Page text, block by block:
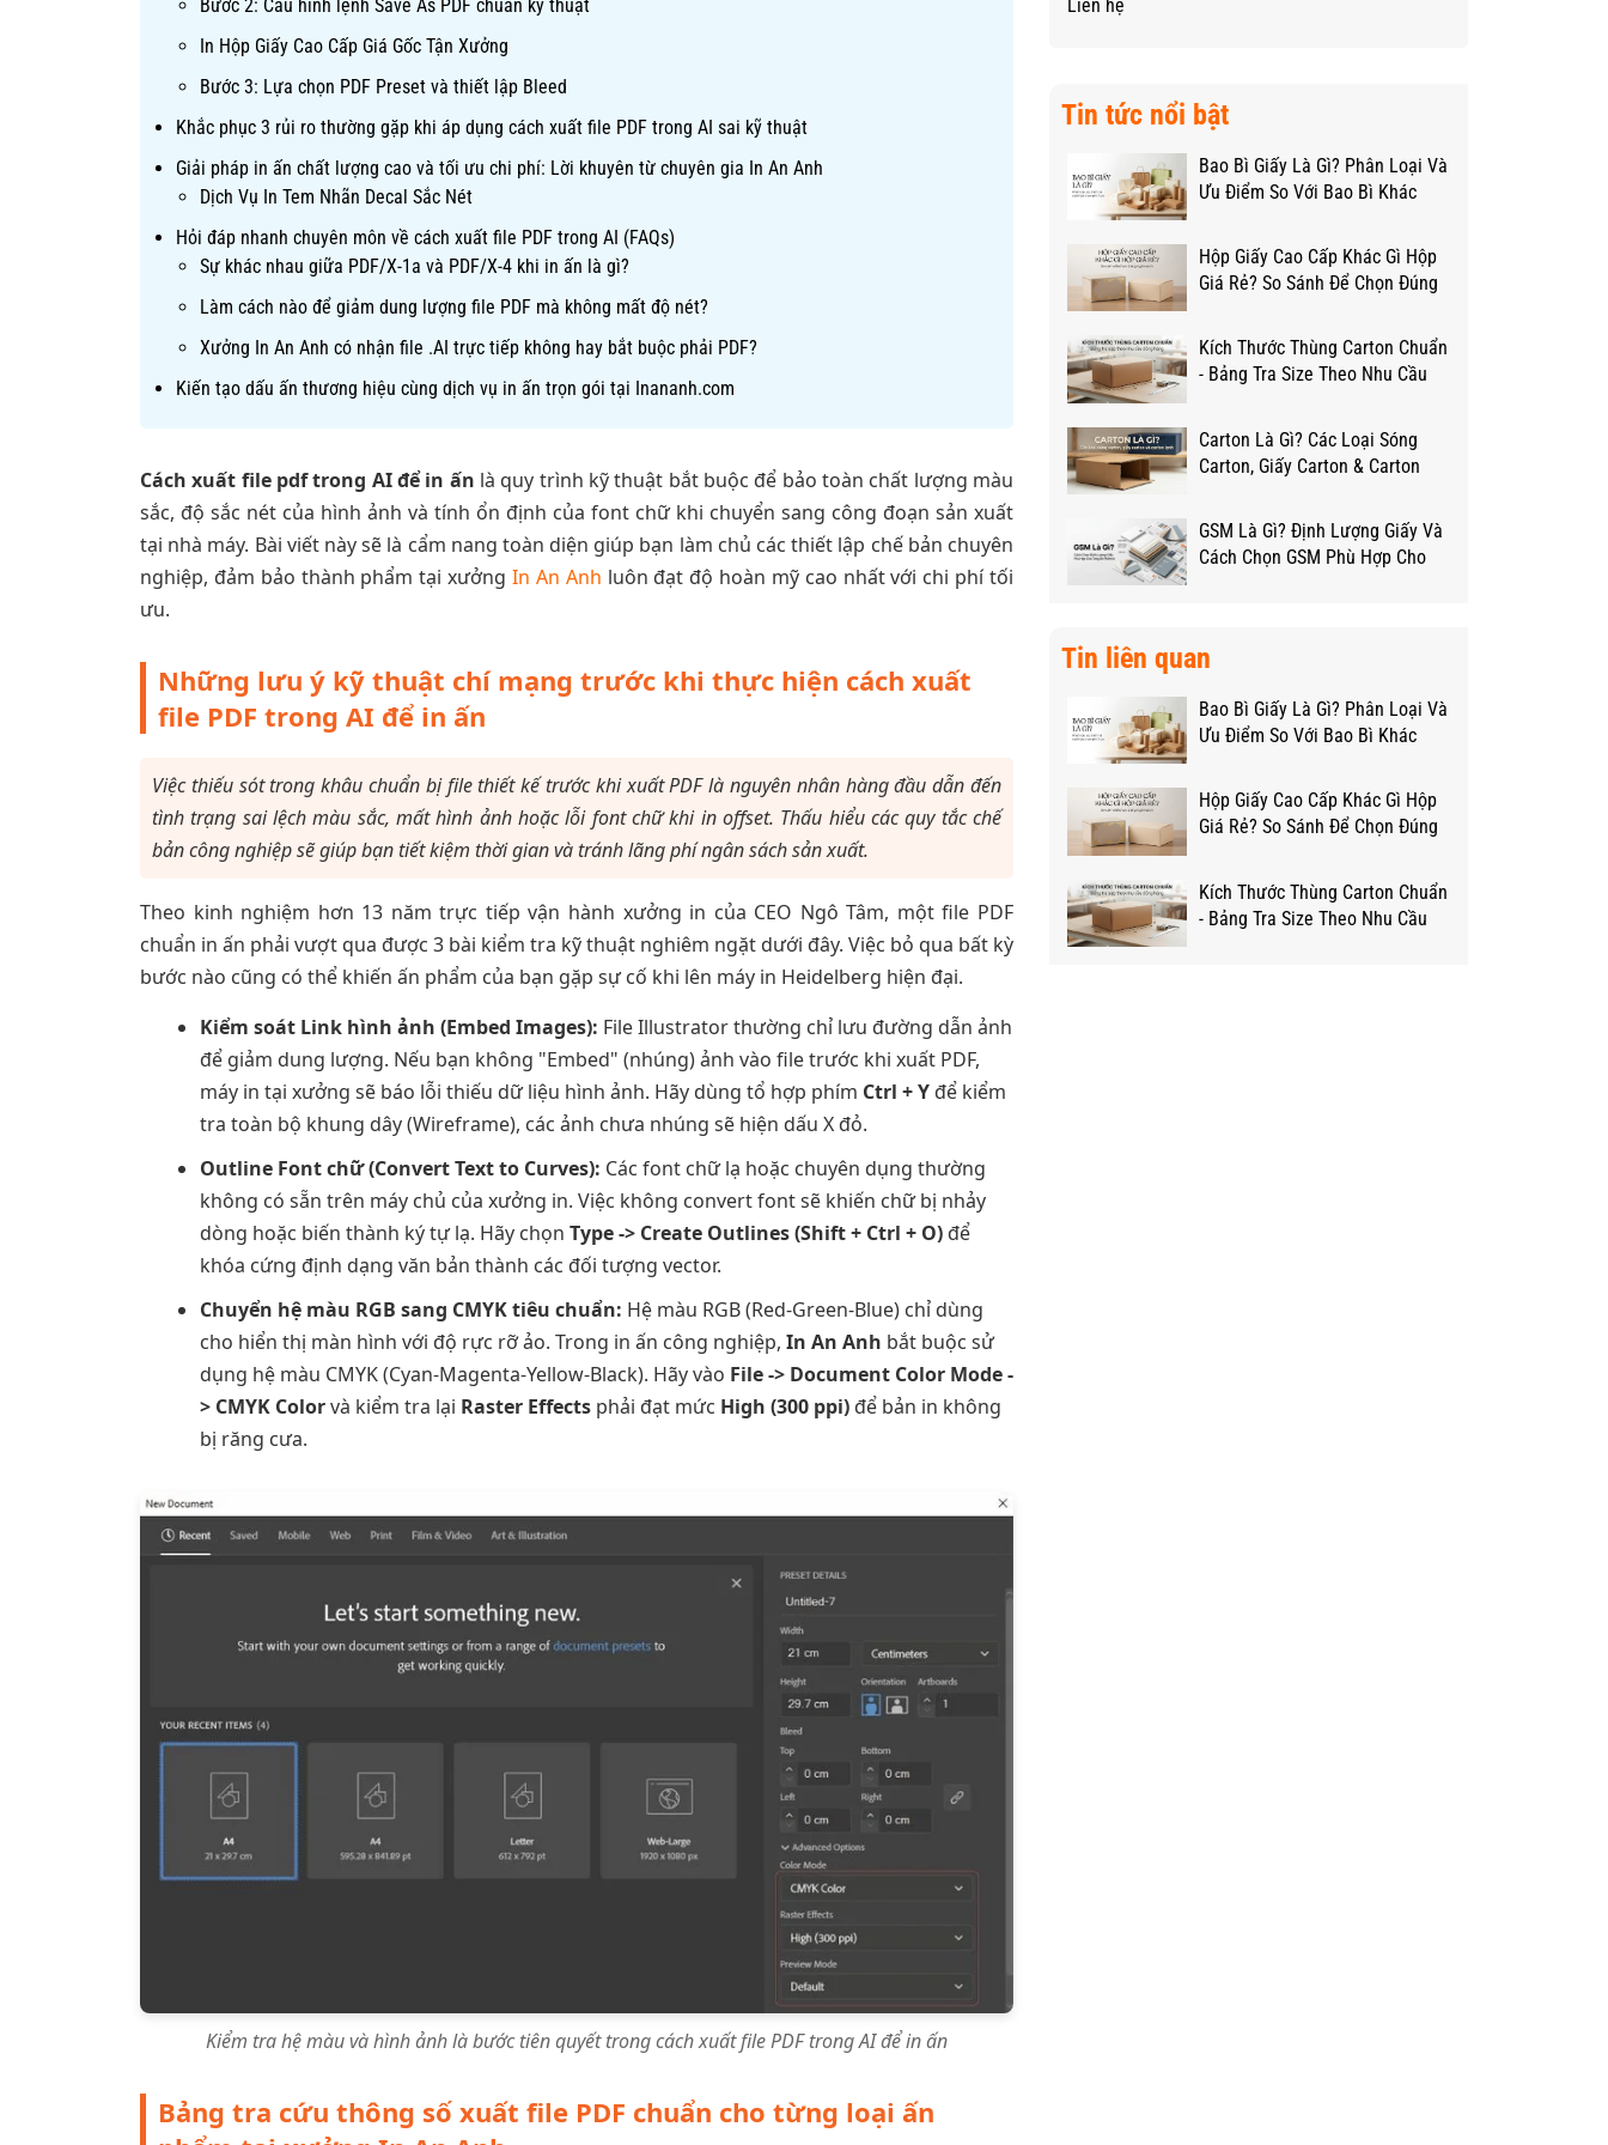
Bước 2: Cấu hình lệnh Save As PDF chuẩn kỹ thuật
In Hộp Giấy Cao Cấp Giá Gốc Tận Xưởng
Bước 3: Lựa chọn PDF Preset và thiết lập Bleed
Khắc phục 3 rủi ro thường gặp khi áp dụng cách xuất file PDF trong AI sai kỹ thuật
Giải pháp in ấn chất lượng cao và tối ưu chi phí: Lời khuyên từ chuyên gia In An Anh
Dịch Vụ In Tem Nhãn Decal Sắc Nét
Hỏi đáp nhanh chuyên môn về cách xuất file PDF trong AI (FAQs)
Sự khác nhau giữa PDF/X-1a và PDF/X-4 khi in ấn là gì?
Làm cách nào để giảm dung lượng file PDF mà không mất độ nét?
Xưởng In An Anh có nhận file .AI trực tiếp không hay bắt buộc phải PDF?
Kiến tạo dấu ấn thương hiệu cùng dịch vụ in ấn trọn gói tại Inananh.com
Cách xuất file pdf trong AI để in ấn là quy trình kỹ thuật bắt buộc để bảo toàn chất lượng màu
sắc, độ sắc nét của hình ảnh và tính ổn định của font chữ khi chuyển sang công đoạn sản xuất
tại nhà máy. Bài viết này sẽ là cẩm nang toàn diện giúp bạn làm chủ các thiết lập chế bản chuyên
nghiệp, đảm bảo thành phẩm tại xưởng In An Anh luôn đạt độ hoàn mỹ cao nhất với chi phí tối
ưu.
Những lưu ý kỹ thuật chí mạng trước khi thực hiện cách xuất
file PDF trong AI để in ấn
Việc thiếu sót trong khâu chuẩn bị file thiết kế trước khi xuất PDF là nguyên nhân hàng đầu dẫn đến
tình trạng sai lệch màu sắc, mất hình ảnh hoặc lỗi font chữ khi in offset. Thấu hiểu các quy tắc chế
bản công nghiệp sẽ giúp bạn tiết kiệm thời gian và tránh lãng phí ngân sách sản xuất.
Theo kinh nghiệm hơn 13 năm trực tiếp vận hành xưởng in của CEO Ngô Tâm, một file PDF
chuẩn in ấn phải vượt qua được 3 bài kiểm tra kỹ thuật nghiêm ngặt dưới đây. Việc bỏ qua bất kỳ
bước nào cũng có thể khiến ấn phẩm của bạn gặp sự cố khi lên máy in Heidelberg hiện đại.
Kiểm soát Link hình ảnh (Embed Images): File Illustrator thường chỉ lưu đường dẫn ảnh
để giảm dung lượng. Nếu bạn không "Embed" (nhúng) ảnh vào file trước khi xuất PDF,
máy in tại xưởng sẽ báo lỗi thiếu dữ liệu hình ảnh. Hãy dùng tổ hợp phím Ctrl + Y để kiểm
tra toàn bộ khung dây (Wireframe), các ảnh chưa nhúng sẽ hiện dấu X đỏ.
Outline Font chữ (Convert Text to Curves): Các font chữ lạ hoặc chuyên dụng thường
không có sẵn trên máy chủ của xưởng in. Việc không convert font sẽ khiến chữ bị nhảy
dòng hoặc biến thành ký tự lạ. Hãy chọn Type -> Create Outlines (Shift + Ctrl + O) để
khóa cứng định dạng văn bản thành các đối tượng vector.
Chuyển hệ màu RGB sang CMYK tiêu chuẩn: Hệ màu RGB (Red-Green-Blue) chỉ dùng
cho hiển thị màn hình với độ rực rỡ ảo. Trong in ấn công nghiệp, In An Anh bắt buộc sử
dụng hệ màu CMYK (Cyan-Magenta-Yellow-Black). Hãy vào File -> Document Color Mode -
> CMYK Colorvà kiểm tra lại Raster Effects phải đạt mức High (300 ppi) để bản in không
bị răng cưa.
Kiểm tra hệ màu và hình ảnh là bước tiên quyết trong cách xuất file PDF trong AI để in ấn
Bảng tra cứu thông số xuất file PDF chuẩn cho từng loại ấn
Liên hệ
Tin tức nổi bật
Bao Bì Giấy Là Gì? Phân Loại Và
Ưu Điểm So Với Bao Bì Khác
Hộp Giấy Cao Cấp Khác Gì Hộp
Giá Rẻ? So Sánh Để Chọn Đúng
Kích Thước Thùng Carton Chuẩn
- Bảng Tra Size Theo Nhu Cầu
Carton Là Gì? Các Loại Sóng
Carton, Giấy Carton & Carton
GSM Là Gì? Định Lượng Giấy Và
Cách Chọn GSM Phù Hợp Cho
Tin liên quan
Bao Bì Giấy Là Gì? Phân Loại Và
Ưu Điểm So Với Bao Bì Khác
Hộp Giấy Cao Cấp Khác Gì Hộp
Giá Rẻ? So Sánh Để Chọn Đúng
Kích Thước Thùng Carton Chuẩn
- Bảng Tra Size Theo Nhu Cầu